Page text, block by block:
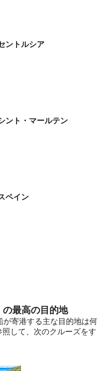
ントルシア
ント・マールテン
ペイン
の最高の目的地
が寄港する主な目的地は何
して、次のクルーズをす